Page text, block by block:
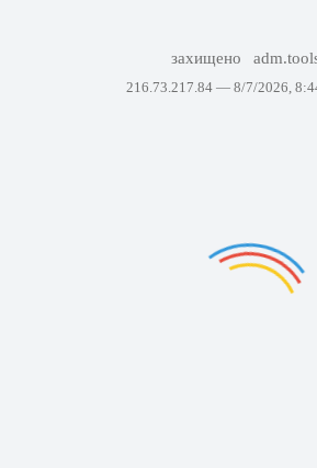
захищено
216.73.217.84 — 8/7/2026,